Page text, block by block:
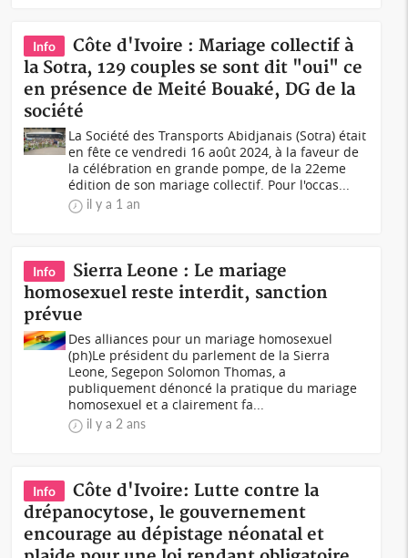
Info
Côte d'Ivoire : Mariage collectif à
la Sotra, 129 couples se sont dit "oui" ce
en présence de Meité Bouaké, DG de la
société
La Société des Transports Abidjanais (Sotra) était
en fête ce vendredi 16 août 2024, à la faveur de
la célébration en grande pompe, de la 22eme
édition de son mariage collectif. Pour l'occas...
il y a 1 an
Info
Sierra Leone : Le mariage
homosexuel reste interdit, sanction
prévue
Des alliances pour un mariage homosexuel
(ph)Le président du parlement de la Sierra
Leone, Segepon Solomon Thomas, a
publiquement dénoncé la pratique du mariage
homosexuel et a clairement fa...
il y a 2 ans
Info
Côte d'Ivoire: Lutte contre la
drépanocytose, le gouvernement
encourage au dépistage néonatal et